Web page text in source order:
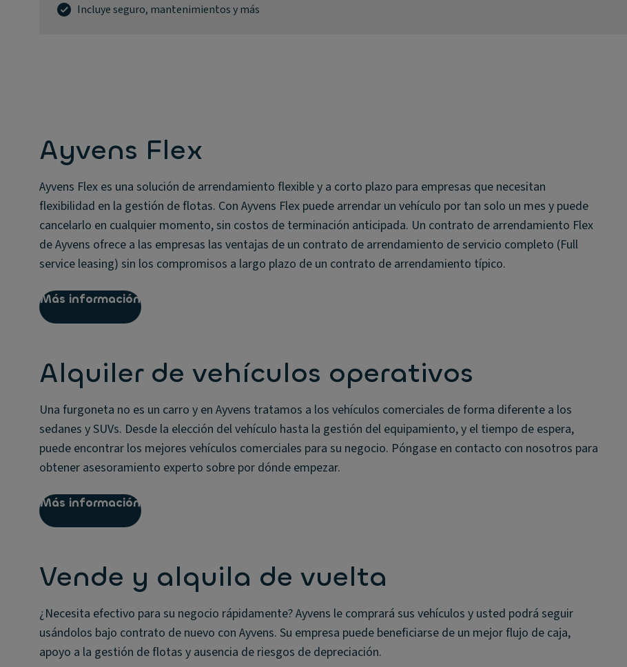
Incluye seguro, mantenimientos y más
Ayvens Flex
Ayvens Flex es una solución de arrendamiento flexible y a corto plazo para empresas que necesitan
flexibilidad en la gestión de flotas. Con Ayvens Flex puede arrendar un vehículo por tan solo un mes y puede
cancelarlo en cualquier momento, sin costos de terminación anticipada. Un contrato de arrendamiento Flex
de Ayvens ofrece a las empresas las ventajas de un contrato de arrendamiento de servicio completo (Full
service leasing) sin los compromisos a largo plazo de un contrato de arrendamiento típico.
Más información
Alquiler de vehículos operativos
Una furgoneta no es un carro y en Ayvens tratamos a los vehículos comerciales de forma diferente a los
sedanes y SUVs. Desde la elección del vehículo hasta la gestión del equipamiento, y el tiempo de espera,
puede encontrar los mejores vehículos comerciales para su negocio. Póngase en contacto con nosotros para
obtener asesoramiento experto sobre por dónde empezar.
Más información
Vende y alquila de vuelta
¿Necesita efectivo para su negocio rápidamente? Ayvens le comprará sus vehículos y usted podrá seguir
usándolos bajo contrato de nuevo con Ayvens. Su empresa puede beneficiarse de un mejor flujo de caja,
apoyo a la gestión de flotas y ausencia de riesgos de depreciación.